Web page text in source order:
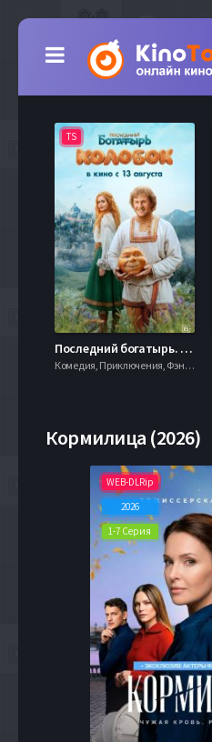
TS
Последний богатырь. Колобок (2026)
Комедия, Приключения, Фэнтези,
Кормилица (2026)
WEB-DLRip
2026
1-7 Серия